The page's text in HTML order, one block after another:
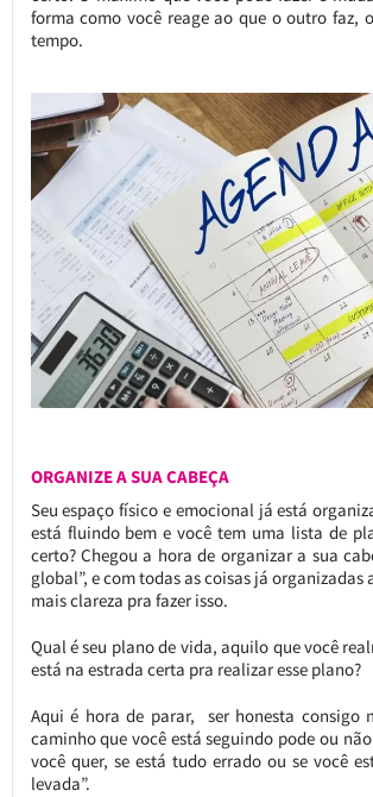
forma como você reage ao que o outro faz,
tempo.
ORGANIZE A SUA CABEÇA
Seu espaço físico e emocional já está
está fluindo bem e você tem uma lista de
certo? Chegou a hora de organizar a sua
global”, e com todas as coisas já organizadas
mais clareza pra fazer isso.
Qual é seu plano de vida, aquilo que você
está na estrada certa pra realizar esse plano?
Aqui é hora de parar, ser honesta consigo
caminho que você está seguindo pode ou
você quer, se está tudo errado ou se você
levada”.